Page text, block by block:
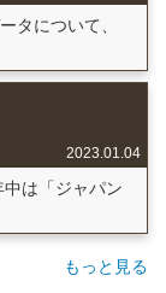
タについて、
2023.01.04
は「ジャパン
もっと見る